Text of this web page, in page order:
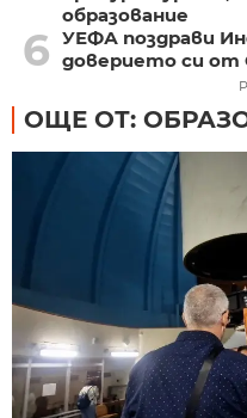
образование
6 УЕФА поздрави
доверието си
ОЩЕ ОТ: